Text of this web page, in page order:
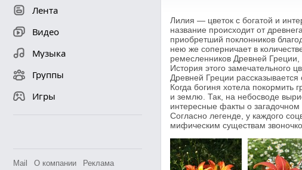
Лента
Видео
Музыка
Группы
Игры
Mail О компании
Реклама
Лилия — цветок с богатой и
название происходит от
приобретший поклонников
нею же соперничает в
ремесленников Древней
История этого замечательного
Древней Греции
Когда богиня хотела покормить
и землю. Так, на небосводе
интересные факты о
Согласно легенде, у каждого
мифическим существам